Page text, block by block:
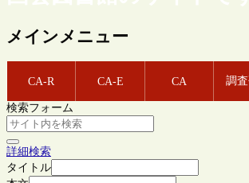
メインメニュー
CA-R CA-E CA 調
検索フォーム
詳細検索
タイトル